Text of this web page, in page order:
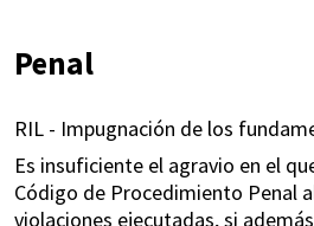
Penal
RIL - Impugnación de los
Es insuficiente el agravio en el
Código de Procedimiento Penal
violaciones ejecutadas, si